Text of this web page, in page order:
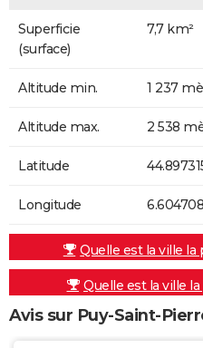
Superficie
(surface)
7,7 km²
Altitude min. 1 237
Altitude max. 2 538
Latitude
Longitude 6.604708
Quelle est la ville la
Quelle est la ville
Avis sur Puy-Saint-